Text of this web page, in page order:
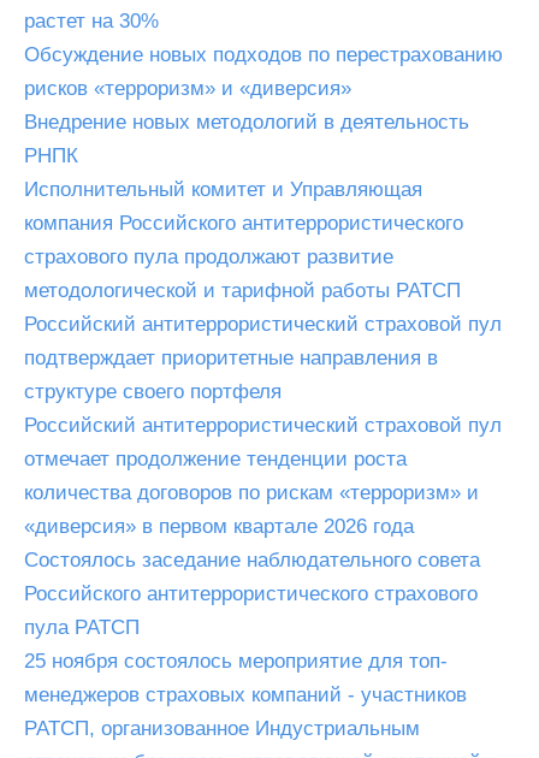
растет на 30%
Обсуждение новых подходов по перестрахованию
рисков «терроризм» и «диверсия»
Внедрение новых методологий в деятельность
РНПК
Исполнительный комитет и Управляющая
компания Российского антитеррористического
страхового пула продолжают развитие
методологической и тарифной работы РАТСП
Российский антитеррористический страховой пул
подтверждает приоритетные направления в
структуре своего портфеля
Российский антитеррористический страховой пул
отмечает продолжение тенденции роста
количества договоров по рискам «терроризм» и
«диверсия» в первом квартале 2026 года
Состоялось заседание наблюдательного совета
Российского антитеррористического страхового
пула РАТСП
25 ноября состоялось мероприятие для топ-
менеджеров страховых компаний - участников
РАТСП, организованное Индустриальным